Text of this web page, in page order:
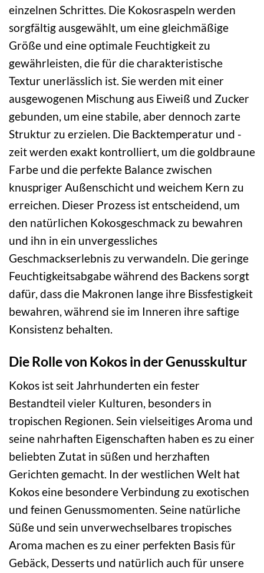
einzelnen Schrittes. Die Kokosraspeln werden
sorgfältig ausgewählt, um eine gleichmäßige
Größe und eine optimale Feuchtigkeit zu
gewährleisten, die für die charakteristische
Textur unerlässlich ist. Sie werden mit einer
ausgewogenen Mischung aus Eiweiß und Zucker
gebunden, um eine stabile, aber dennoch zarte
Struktur zu erzielen. Die Backtemperatur und -
zeit werden exakt kontrolliert, um die goldbraune
Farbe und die perfekte Balance zwischen
knuspriger Außenschicht und weichem Kern zu
erreichen. Dieser Prozess ist entscheidend, um
den natürlichen Kokosgeschmack zu bewahren
und ihn in ein unvergessliches
Geschmackserlebnis zu verwandeln. Die geringe
Feuchtigkeitsabgabe während des Backens sorgt
dafür, dass die Makronen lange ihre Bissfestigkeit
bewahren, während sie im Inneren ihre saftige
Konsistenz behalten.
Die Rolle von Kokos in der Genusskultur
Kokos ist seit Jahrhunderten ein fester
Bestandteil vieler Kulturen, besonders in
tropischen Regionen. Sein vielseitiges Aroma und
seine nahrhaften Eigenschaften haben es zu einer
beliebten Zutat in süßen und herzhaften
Gerichten gemacht. In der westlichen Welt hat
Kokos eine besondere Verbindung zu exotischen
und feinen Genussmomenten. Seine natürliche
Süße und sein unverwechselbares tropisches
Aroma machen es zu einer perfekten Basis für
Gebäck, Desserts und natürlich auch für unsere